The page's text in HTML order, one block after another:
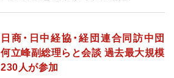
日商・日中経協・経団連合同訪中団
何立峰副総理らと会談 過去最大規模
230人が参加